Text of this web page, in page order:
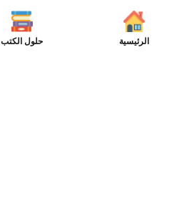
الرئيسية حلول الكتب